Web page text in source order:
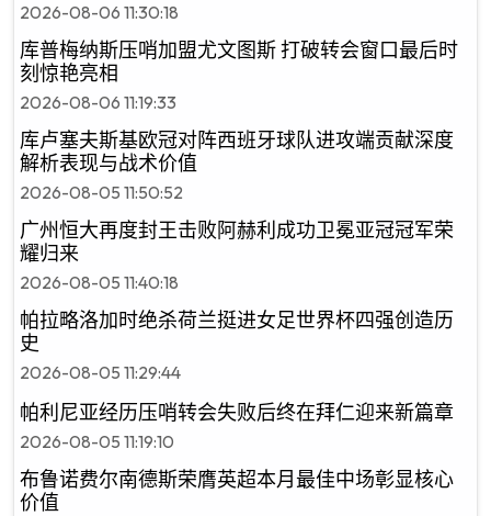
2026-08-06 11:30:18
库普梅纳斯压哨加盟尤文图斯 打破转会窗口最后时
刻惊艳亮相
2026-08-06 11:19:33
库卢塞夫斯基欧冠对阵西班牙球队进攻端贡献深度
解析表现与战术价值
2026-08-05 11:50:52
广州恒大再度封王击败阿赫利成功卫冕亚冠冠军荣
耀归来
2026-08-05 11:40:18
帕拉略洛加时绝杀荷兰挺进女足世界杯四强创造历
史
2026-08-05 11:29:44
帕利尼亚经历压哨转会失败后终在拜仁迎来新篇章
2026-08-05 11:19:10
布鲁诺费尔南德斯荣膺英超本月最佳中场彰显核心
价值